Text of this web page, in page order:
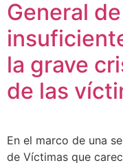
General
la grave
de las
En el marco de una
de Víctimas que